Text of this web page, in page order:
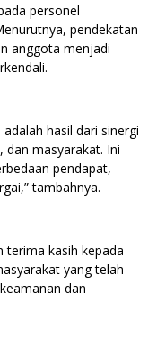
personel
pendekatan
anggota menjadi
hasil dari sinergi
dan masyarakat. Ini
pendapat,
tambahnya.
terima kasih kepada
yang telah
dan